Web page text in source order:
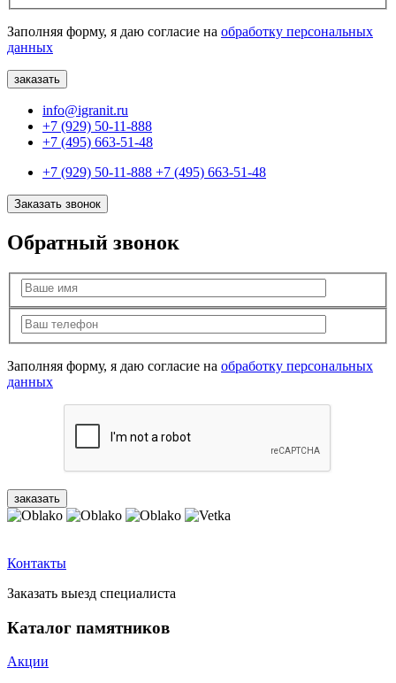
Заполняя форму, я даю согласие на обработку персональных
данных
info@igranit.ru
+7 (929) 50-11-888
+7 (495) 663-51-48
+7 (929) 50-11-888 +7 (495) 663-51-48
Заказать звонок
Обратный звонок
Заполняя форму, я даю согласие на обработку персональных
данных
Контакты
Заказать выезд специалиста
Каталог памятников
Акции